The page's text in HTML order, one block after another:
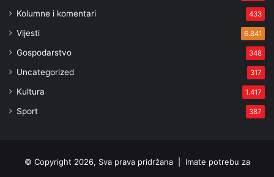
Kolumne i komentari 433
Vijesti 6.841
Gospodarstvo 348
Uncategorized 317
Kultura 1.417
Sport 387
© Copyright 2026, Sva prava pridržana | Imate potrebu za